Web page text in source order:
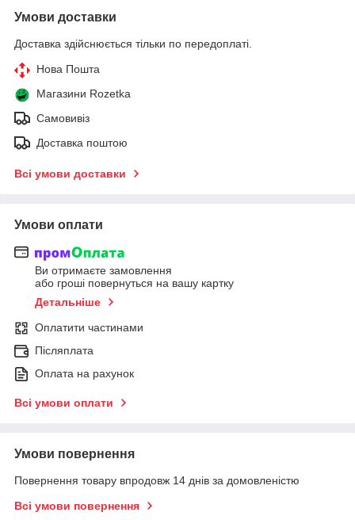
Умови доставки
Доставка здійснюється тільки по передоплаті.
Нова Пошта
Магазини Rozetka
Самовивіз
Доставка поштою
Всі умови доставки
Умови оплати
Ви отримаєте замовлення
або гроші повернуться на вашу картку
Детальніше
Оплатити частинами
Післяплата
Оплата на рахунок
Всі умови оплати
Умови повернення
Повернення товару впродовж 14 днів за домовленістю
Всі умови повернення